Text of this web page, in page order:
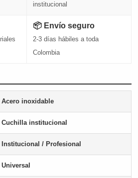
institucional
📦 Envío seguro
2-3 días hábiles a toda
Colombia
Acero inoxidable
Cuchilla institucional
Institucional / Profesional
Universal